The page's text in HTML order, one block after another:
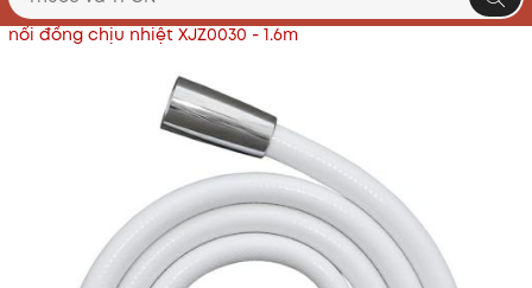
Trang chủ Hàng mới về
Dây vòi hoa sen Takagi cút
nối đồng chịu nhiệt XJZ0030 - 1.6m